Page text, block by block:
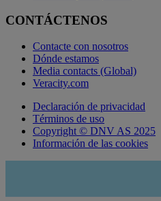
CONTÁCTENOS
Contacte con nosotros
Dónde estamos
Media contacts (Global)
Veracity.com
Declaración de privacidad
Términos de uso
Copyright © DNV AS 2025
Información de las cookies